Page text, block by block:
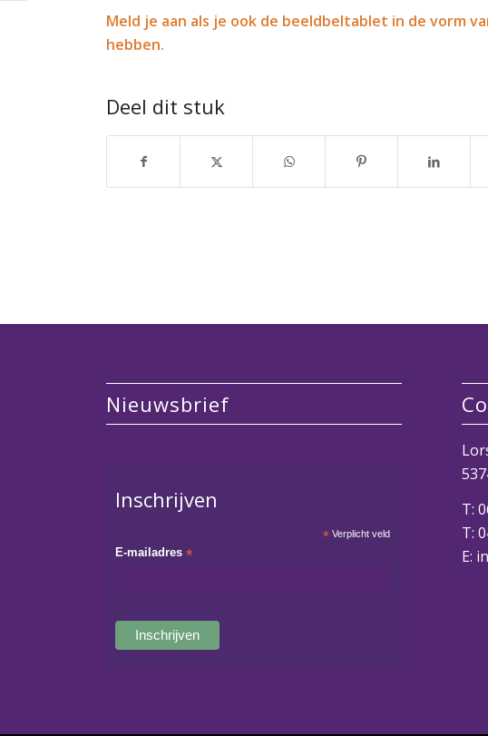
Meld je aan als je ook de beeldbeltablet in de vorm
hebben.
Deel dit stuk
Nieuwsbrief
Inschrijven
* Verplicht veld
E-mailadres *
T:
T:
E: